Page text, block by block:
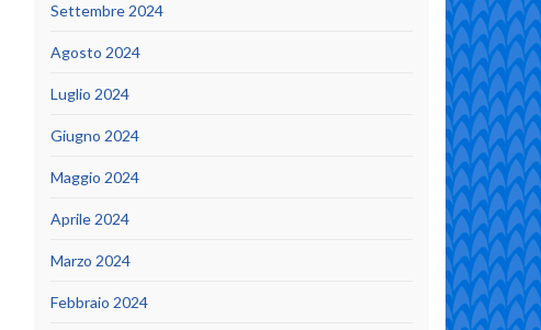
Settembre 2024
Agosto 2024
Luglio 2024
Giugno 2024
Maggio 2024
Aprile 2024
Marzo 2024
Febbraio 2024